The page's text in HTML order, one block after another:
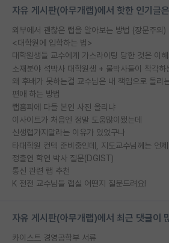
자유 게시판(아무개랩)에서 핫한 인기글
외부에서 괜찮은 랩을 알아보는 방법 (장문주의)
<대학원에 입학하는 법>
소재분야 석박사 대학원생 + 물박사들이 착각하
편애 하는 방법
랩홈피에 다들 본인 사진 올리냐
이사이트가 처음엔 정말 도움많이됐는데
신생랩가지말라는 이유가 있었구나
정출연 학연 박사 질문(DGIST)
통신 관련 랩 추천
K 전전 교수님들 랩실 어떤지 질문드려요!
자유 게시판(아무개랩)에서 최근 댓글이
카이스트 경영공학부 서류